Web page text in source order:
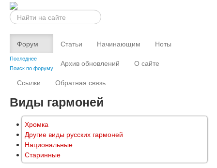
Искать...
Форум
Последнее
Поиск по форуму
Статьи Начинающим
Ноты
Архив обновлений
О сайте
Ссылки
Обратная связь
Виды гармоней
Хромка
Другие виды русских гармоней
Национальные
Старинные